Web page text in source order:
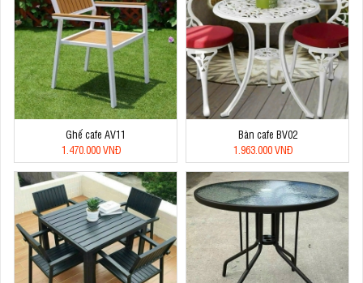
Ghế cafe AV11
1.470.000 VNĐ
Bàn cafe BV02
1.963.000 VNĐ